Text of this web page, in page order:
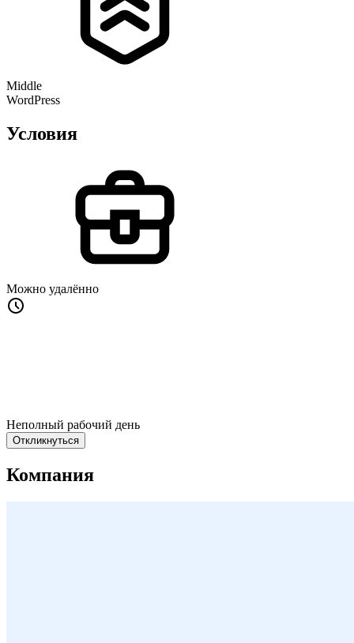
Middle
WordPress
Условия
Можно удалённо
Неполный рабочий день
Откликнуться
Компания